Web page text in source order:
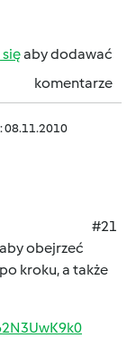
aby dodawać
komentarze
: 08.11.2010
#21
obejrzeć
kroku, a także